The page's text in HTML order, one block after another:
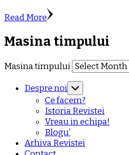
Read More
Masina timpului
Masina timpului
Despre noi
Ce facem?
Istoria Revistei
Vreau in echipa!
Blogu’
Arhiva Revistei